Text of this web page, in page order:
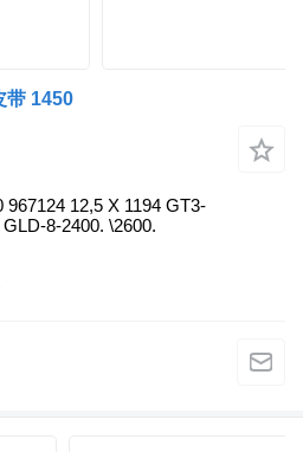
带 1450
967124 12,5 X 1194 GT3-
8-2400. \2600.